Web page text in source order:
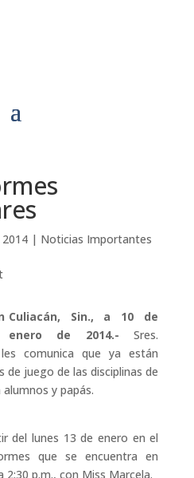
2014| Noticias Importantes
Culiacán, Sin., a 10 de
enero de 2014.- Sres.
comunica que ya están
de juego de las disciplinas de
y papás.
del lunes 13 de enero en el
que se encuentra en
2:30 p.m., con Miss Marcela.